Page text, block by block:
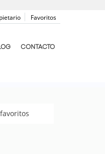
Favoritos
CONTACTO